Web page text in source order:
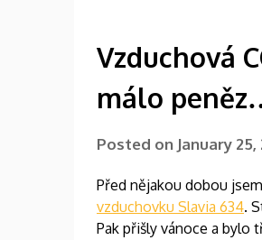
Vzduchová
málo
Posted on January
Před nějakou dobou
vzduchovku Slavia 634.
Pak přišly vánoce a bylo